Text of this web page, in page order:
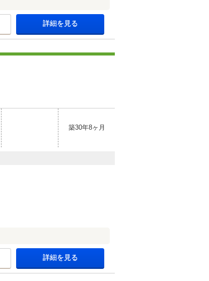
詳細を見る
築30年8ヶ月
詳細を見る